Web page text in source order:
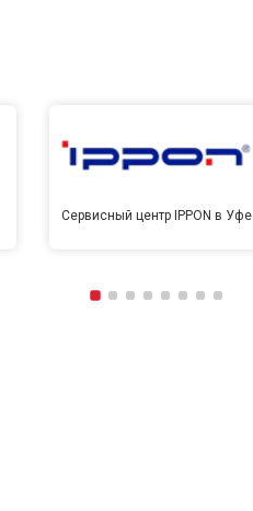
Сервисный центр IPPON в Уфе